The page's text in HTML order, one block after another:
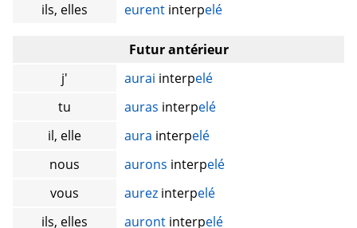
ils, elles
eurent interpelé
Futur antérieur
j'
aurai interpelé
tu
auras interpelé
il, elle
aura interpelé
nous
aurons interpelé
vous
aurez interpelé
ils, elles
auront interpelé